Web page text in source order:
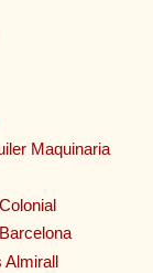
Maquinaria
Almirall